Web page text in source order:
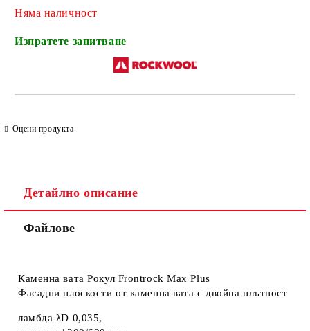
Няма наличност
Изпратете запитване
Оцени продукта
Детайлно описание
Файлове
Каменна вата Рокул Frontrock Max Plus
Фасадни плоскости от каменна вата с двойна плътност
ламбда λD 0,035,